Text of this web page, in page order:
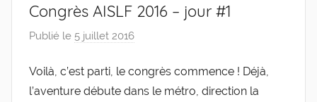
Congrès AISLF 2016 – jour #1
Publié le 5 juillet 2016
r
g
Voilà, c’est parti, le congrès commence ! Déjà,
l’aventure débute dans le métro, direction la